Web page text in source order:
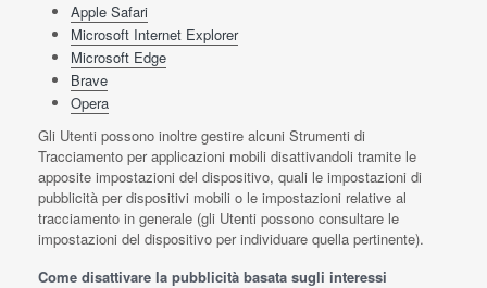
Apple Safari
Microsoft Internet Explorer
Microsoft Edge
Brave
Opera
Gli Utenti possono inoltre gestire alcuni Strumenti di
Tracciamento per applicazioni mobili disattivandoli tramite le
apposite impostazioni del dispositivo, quali le impostazioni di
pubblicità per dispositivi mobili o le impostazioni relative al
tracciamento in generale (gli Utenti possono consultare le
impostazioni del dispositivo per individuare quella pertinente).
Come disattivare la pubblicità basata sugli interessi